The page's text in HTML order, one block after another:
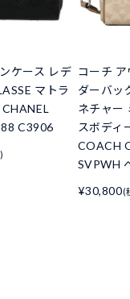
ケース レデ
マトラ
C3906
コーチ
ダーバッ
ネチャー
スボディ
COACH
SVPWH
¥30,800(